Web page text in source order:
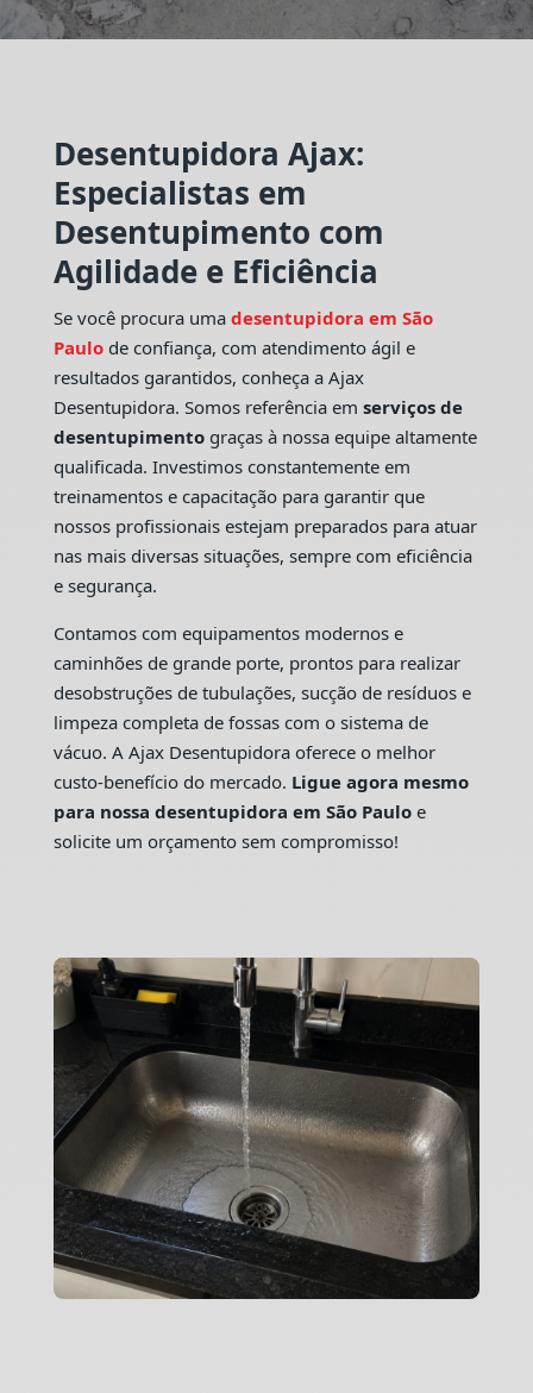
Desentupidora Ajax:
Especialistas em
Desentupimento com
Agilidade e Eficiência
Se você procura uma desentupidora em São
Paulo de confiança, com atendimento ágil e
resultados garantidos, conheça a Ajax
Desentupidora. Somos referência em serviços de
desentupimentograças à nossa equipe altamente
qualificada. Investimos constantemente em
treinamentos e capacitação para garantir que
nossos profissionais estejam preparados para atuar
nas mais diversas situações, sempre com eficiência
e segurança.
Contamos com equipamentos modernos e
caminhões de grande porte, prontos para realizar
desobstruções de tubulações, sucção de resíduos e
limpeza completa de fossas com o sistema de
vácuo. A Ajax Desentupidora oferece o melhor
custo-benefício do mercado. Ligue agora mesmo
para nossa desentupidora em São Pauloe
solicite um orçamento sem compromisso!